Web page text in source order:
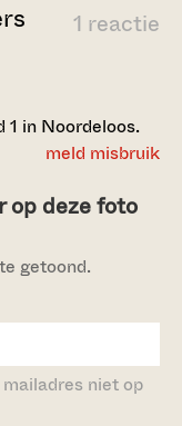
1 reactie
1 in Noordeloos.
meld misbruik
op deze foto
getoond.
niet op